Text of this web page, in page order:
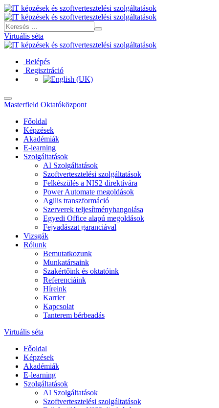
Virtuális séta
Belépés
Regisztráció
Masterfield Oktatóközpont
Főoldal
Képzések
Akadémiák
E-learning
Szolgáltatások
AI Szolgáltatások
Szoftvertesztelési szolgáltatások
Felkészülés a NIS2 direktívára
Power Automate megoldások
Agilis transzformáció
Szerverek teljesítményhangolása
Egyedi Office alapú megoldások
Fejvadászat garanciával
Vizsgák
Rólunk
Bemutatkozunk
Munkatársaink
Szakértőink és oktatóink
Referenciáink
Híreink
Karrier
Kapcsolat
Tanterem bérbeadás
Virtuális séta
Főoldal
Képzések
Akadémiák
E-learning
Szolgáltatások
AI Szolgáltatások
Szoftvertesztelési szolgáltatások